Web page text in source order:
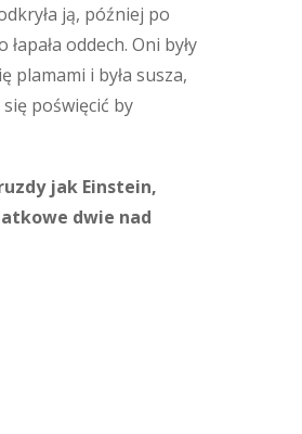
ją, później po
oddech. Oni były
plamami i była susza,
poświęcić by
jak Einstein,
dwie nad